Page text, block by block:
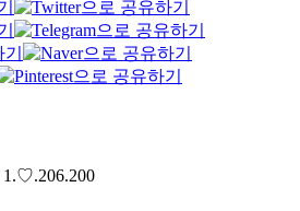
1.♡.206.200